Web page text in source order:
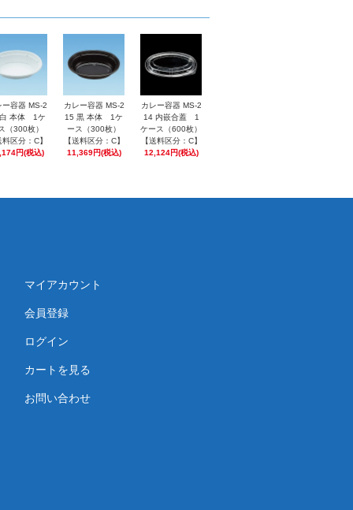
ー容器 MS-2
本体 1ケ
（300枚）
区分：C】
円(税込)
カレー容器 MS-2
15 黒 本体 1ケ
ース（300枚）
【送料区分：C】
11,369円(税込)
カレー容器 MS-2
14 内嵌合蓋 1
ケース（600枚）
【送料区分：C】
12,124円(税込)
マイアカウント
会員登録
ログイン
カートを見る
お問い合わせ